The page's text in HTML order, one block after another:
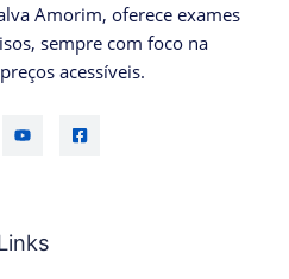
Amorim, oferece exames
sempre com foco na
acessíveis.